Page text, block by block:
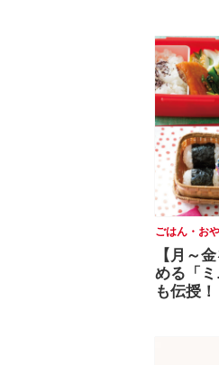
ごはん・お
【月～
める「
も伝授